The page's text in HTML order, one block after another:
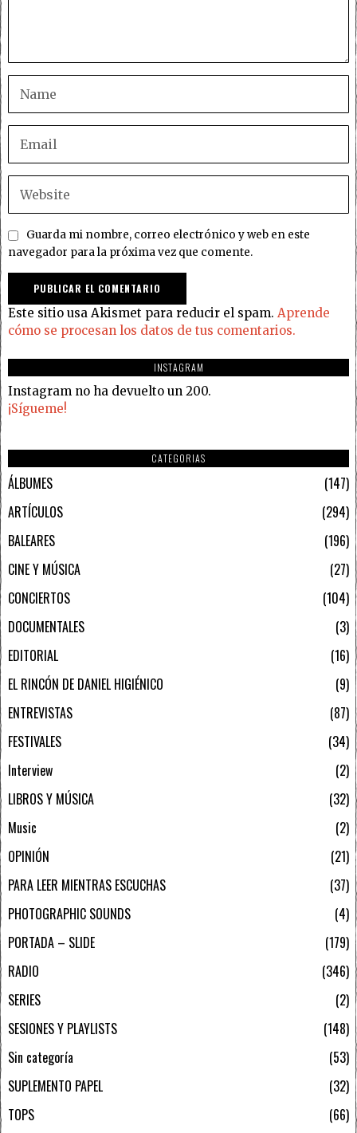
Guarda mi nombre, correo electrónico y web en este
navegador para la próxima vez que comente.
Este sitio usa Akismet para reducir el spam. Aprende
cómo se procesan los datos de tus comentarios.
INSTAGRAM
Instagram no ha devuelto un 200.
¡Sígueme!
CATEGORIAS
ÁLBUMES
147
ARTÍCULOS
294
BALEARES
196
CINE Y MÚSICA
27
CONCIERTOS
104
DOCUMENTALES
3
EDITORIAL
16
EL RINCÓN DE DANIEL HIGIÉNICO
9
ENTREVISTAS
87
FESTIVALES
34
Interview
2
LIBROS Y MÚSICA
32
Music
2
OPINIÓN
21
PARA LEER MIENTRAS ESCUCHAS
37
PHOTOGRAPHIC SOUNDS
4
PORTADA – SLIDE
179
RADIO
346
SERIES
2
SESIONES Y PLAYLISTS
148
Sin categoría
53
SUPLEMENTO PAPEL
32
TOPS
66